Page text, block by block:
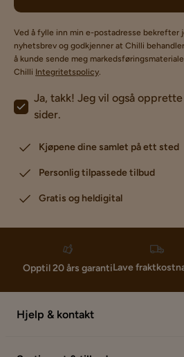
Ved å fylle inn min e-postadresse bekrefter
nyhetsbrev og godkjenner at Chilli
å kunde sende meg
Chilli Integritetspolicy.
Ja, takk! Jeg vil også
sider.
Kjøpene dine samlet på ett sted
Personlig tilpassede tilbud
Gratis og heldigital
Opptil 20 års garantiLave
Hjelp & kontakt